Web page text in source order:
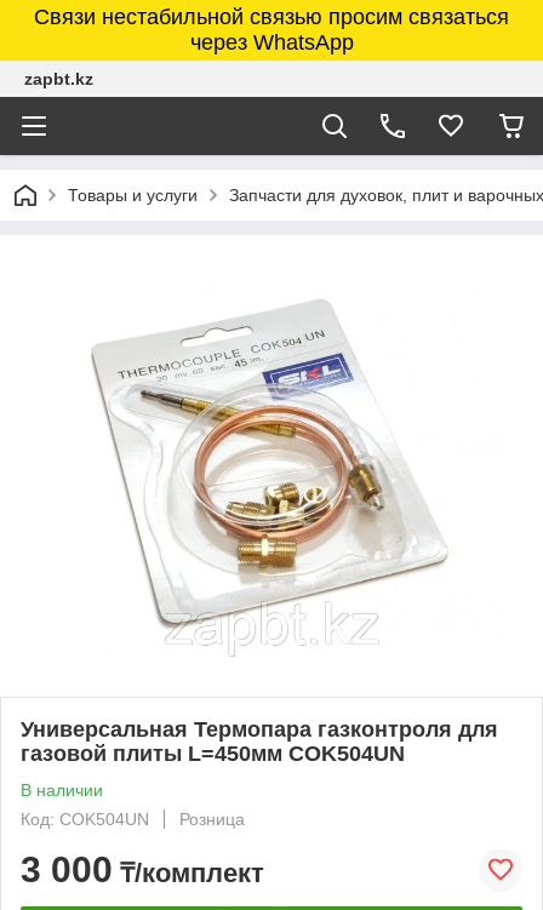
Связи нестабильной связью просим связаться
через WhatsApp
zapbt.kz
Товары и услуги Запчасти для духовок, плит и
Универсальная Термопара газконтроля для
газовой плиты L=450мм COK504UN
В наличии
Код: COK504UN
Розница
3 000 ₸/комплект